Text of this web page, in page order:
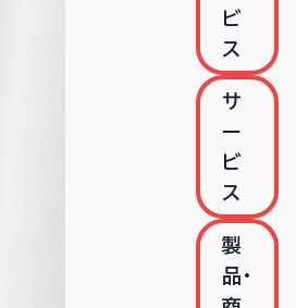
ビ
ス
サ
ー
ビ
ス
製
品・